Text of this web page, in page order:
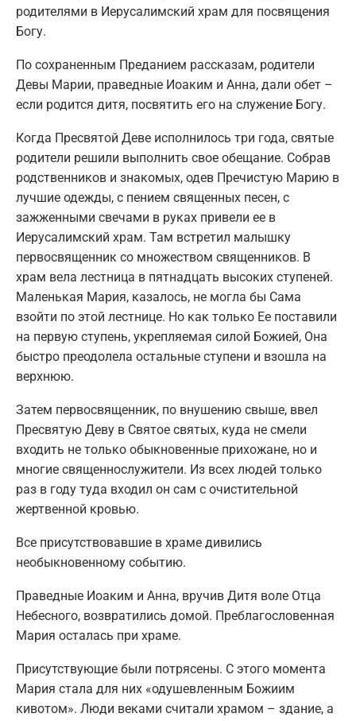
родителями в Иерусалимский храм для посвящения
Богу.
По сохраненным Преданием рассказам, родители
Девы Марии, праведные Иоаким и Анна, дали обет –
если родится дитя, посвятить его на служение Богу.
Когда Пресвятой Деве исполнилось три года, святые
родители решили выполнить свое обещание. Собрав
родственников и знакомых, одев Пречистую Марию в
лучшие одежды, с пением священных песен, с
зажженными свечами в руках привели ее в
Иерусалимский храм. Там встретил малышку
первосвященник со множеством священников. В
храм вела лестница в пятнадцать высоких ступеней.
Маленькая Мария, казалось, не могла бы Сама
взойти по этой лестнице. Но как только Ее поставили
на первую ступень, укрепляемая силой Божией, Она
быстро преодолела остальные ступени и взошла на
верхнюю.
Затем первосвященник, по внушению свыше, ввел
Пресвятую Деву в Святое святых, куда не смели
входить не только обыкновенные прихожане, но и
многие священнослужители. Из всех людей только
раз в году туда входил он сам с очистительной
жертвенной кровью.
Все присутствовавшие в храме дивились
необыкновенному событию.
Праведные Иоаким и Анна, вручив Дитя воле Отца
Небесного, возвратились домой. Преблагословенная
Мария осталась при храме.
Присутствующие были потрясены. С этого момента
Мария стала для них «одушевленным Божиим
кивотом». Люди веками считали храмом – здание, а